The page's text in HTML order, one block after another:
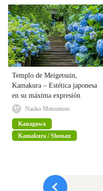
Templo de Meigetsuin,
Kamakura – Estética japonesa
en su máxima expresión
Naoko Matsumoto
Kanagawa
Kamakura / Shonan